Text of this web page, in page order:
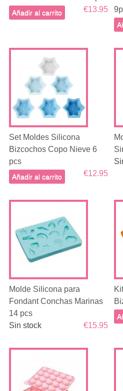
€13.95
Añadir al carrito
Set Moldes Silicona
Bizcochos Copo Nieve 6
pcs
€12.95
Añadir al carrito
Molde Silicona para
Fondant Conchas Marinas
14 pcs
€15.95
Sin stock